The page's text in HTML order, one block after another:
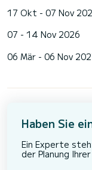
17 Okt - 07 Nov
07 - 14 Nov 2026
06 Mär - 06 Nov
Haben Sie
Ein Experte
der Planung